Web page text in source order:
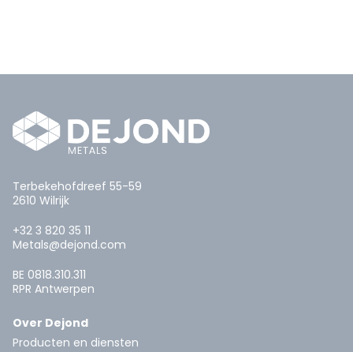
Terbekehofdreef 55-59
2610 Wilrijk
+32 3 820 35 11
Metals@dejond.com
BE 0818.310.311
RPR Antwerpen
Over Dejond
Producten en diensten